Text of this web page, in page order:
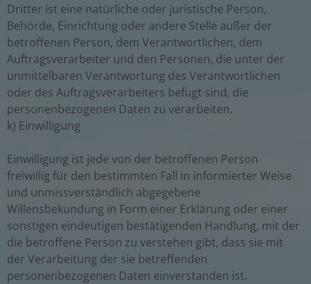
Dritter ist eine natürliche oder juristische Person,
Behörde, Einrichtung oder andere Stelle außer der
betroffenen Person, dem Verantwortlichen, dem
Auftragsverarbeiter und den Personen, die unter der
unmittelbaren Verantwortung des Verantwortlichen
oder des Auftragsverarbeiters befugt sind, die
personenbezogenen Daten zu verarbeiten.
k) Einwilligung
Einwilligung ist jede von der betroffenen Person
freiwillig für den bestimmten Fall in informierter Weise
und unmissverständlich abgegebene
Willensbekundung in Form einer Erklärung oder einer
sonstigen eindeutigen bestätigenden Handlung, mit der
die betroffene Person zu verstehen gibt, dass sie mit
der Verarbeitung der sie betreffenden
personenbezogenen Daten einverstanden ist.